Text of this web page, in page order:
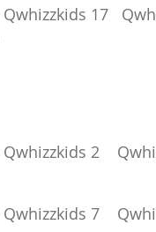
Qwhizzkids 17
Qwhizzkids 2
Qwhizzkids 7